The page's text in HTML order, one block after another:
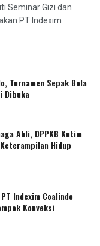
Seminar Gizi dan
PT Indexim
Turnamen Sepak Bola
Dibuka
Ahli, DPPKB Kutim
Hidup
Indexim Coalindo
Konveksi